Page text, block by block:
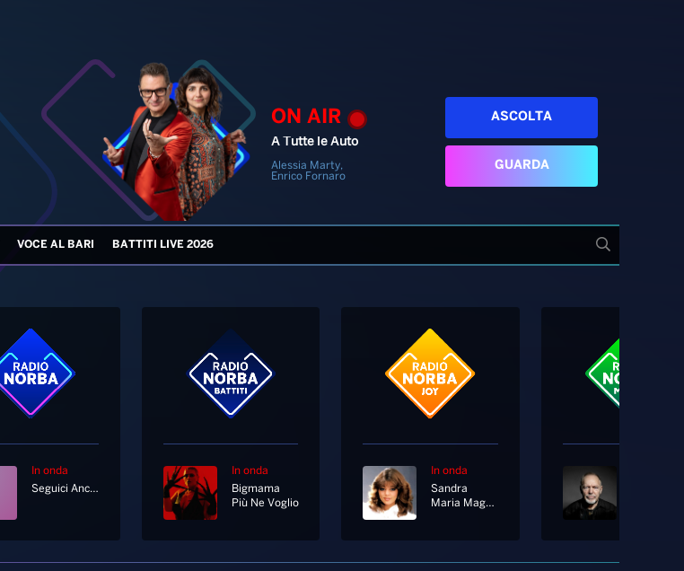
ON AIR
A Tutte le Auto
Alessia Marty,
Enrico Fornaro
ASCOLTA
GUARDA
VOCE AL BARI BATTITI LIVE 2026
In onda
Seguici Anche In Diretta Tv Al Canale 11 E 730 Di Sky
In onda
Bigmama
Più Ne Voglio
In onda
Sandra
Maria Magdalena